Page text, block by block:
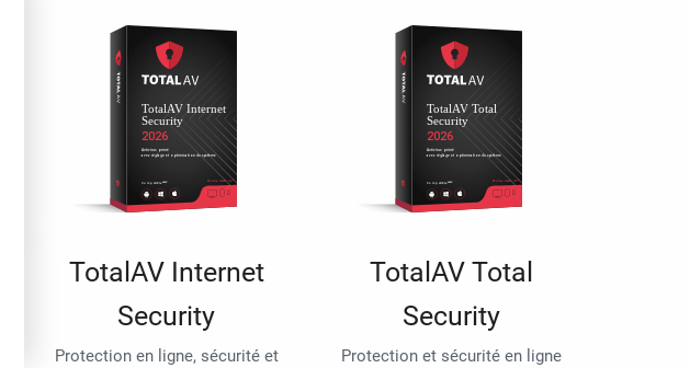
TotalAV Internet
Security
Protection en ligne, sécurité et
TotalAV Total
Security
Protection et sécurité en ligne